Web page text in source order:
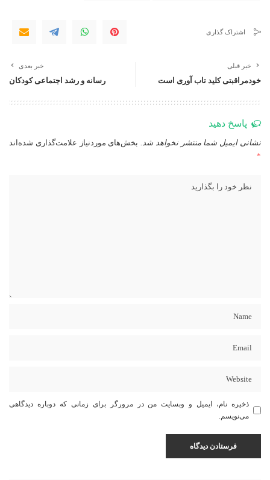
اشتراک گذاری
خبر قبلی
خودمراقبتی کلید تاب آوری است
خبر بعدی
رسانه و رشد اجتماعی کودکان
پاسخ دهید
نشانی ایمیل شما منتشر نخواهد شد. بخش‌های موردنیاز علامت‌گذاری شده‌اند
*
ذخیره نام، ایمیل و وبسایت من در مرورگر برای زمانی که دوباره دیدگاهی
می‌نویسم.